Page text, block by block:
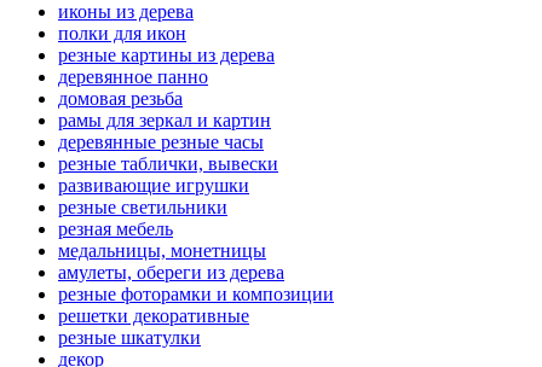
иконы из дерева
полки для икон
резные картины из дерева
деревянное панно
домовая резьба
рамы для зеркал и картин
деревянные резные часы
резные таблички, вывески
развивающие игрушки
резные светильники
резная мебель
медальницы, монетницы
амулеты, обереги из дерева
резные фоторамки и композиции
решетки декоративные
резные шкатулки
декор